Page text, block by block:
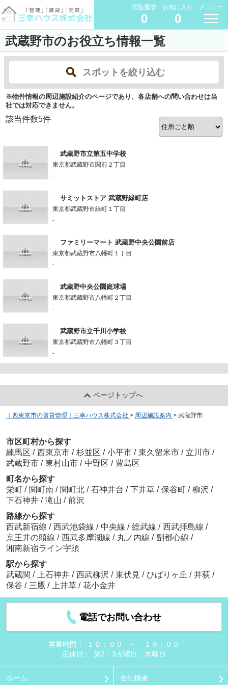
閲覧履歴
0
お気に入り
0
メニュー
武蔵野市のお役立ち情報一覧
スポットを絞り込む
※物件情報の周辺施設紹介のページであり、各店舗への問い合わせは当
社では対応できません。
該当件数5件
武蔵野市立第五中学校
東京都武蔵野市関前２丁目
-
サミットストア 武蔵野緑町店
東京都武蔵野市緑町１丁目
-
ファミリーマート 武蔵野中央公園前店
東京都武蔵野市八幡町１丁目
-
武蔵野中央公園庭球場
東京都武蔵野市八幡町２丁目
-
武蔵野市立千川小学校
東京都武蔵野市八幡町３丁目
-
ページトップへ
｜西東京市の賃貸管理｜三幸ハウス株式会社 > 周辺施設案内 > 武蔵野市
市区町村から探す
練馬区 / 西東京市 / 杉並区 / 小平市 / 東久留米市 / 立川市 /
武蔵野市 / 東村山市 / 中野区 / 豊島区
町名から探す
栄町 / 関町南 / 関町北 / 石神井台 / 下井草 / 保谷町 / 柳沢 /
下石神井 / 滝山 / 前沢
路線から探す
西武新宿線 / 西武池袋線 / 中央線 / 総武線 / 西武拝島線 /
京王井の頭線 / 西武多摩湖線 / 丸ノ内線 / 副都心線 /
湘南新宿ライン宇須
駅から探す
武蔵関 / 上石神井 / 西武柳沢 / 東伏見 / ひばりヶ丘 / 井荻 /
保谷 / 三鷹 / 上井草 / 花小金井
電話でお問い合わせ
営業時間：
１０：００ ～ １９：００
定休日：
第2・3火曜日，水曜日
ホーム 会社概要